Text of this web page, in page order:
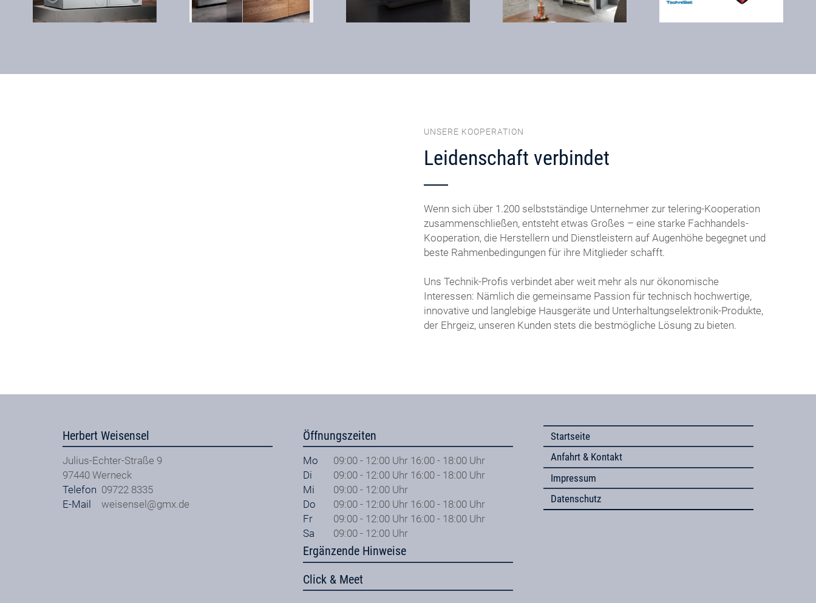
UNSERE KOOPERATION
Leidenschaft verbindet
Wenn sich über 1.200 selbstständige Unternehmer zur telering-Kooperation
zusammenschließen, entsteht etwas Großes – eine starke Fachhandels-
Kooperation, die Herstellern und Dienstleistern auf Augenhöhe begegnet und
beste Rahmenbedingungen für ihre Mitglieder schafft.
Uns Technik-Profis verbindet aber weit mehr als nur ökonomische
Interessen: Nämlich die gemeinsame Passion für technisch hochwertige,
innovative und langlebige Hausgeräte und Unterhaltungselektronik-Produkte,
der Ehrgeiz, unseren Kunden stets die bestmögliche Lösung zu bieten.
Herbert Weisensel
Julius-Echter-Straße 9
97440 Werneck
Telefon 09722 8335
E-Mail
weisensel@gmx.de
Öffnungszeiten
Mo
09:00 - 12:00 Uhr 16:00 - 18:00 Uhr
Di
09:00 - 12:00 Uhr 16:00 - 18:00 Uhr
Mi
09:00 - 12:00 Uhr
Do
09:00 - 12:00 Uhr 16:00 - 18:00 Uhr
Fr
09:00 - 12:00 Uhr 16:00 - 18:00 Uhr
Sa
09:00 - 12:00 Uhr
Ergänzende Hinweise
Click & Meet
Startseite
Anfahrt & Kontakt
Impressum
Datenschutz